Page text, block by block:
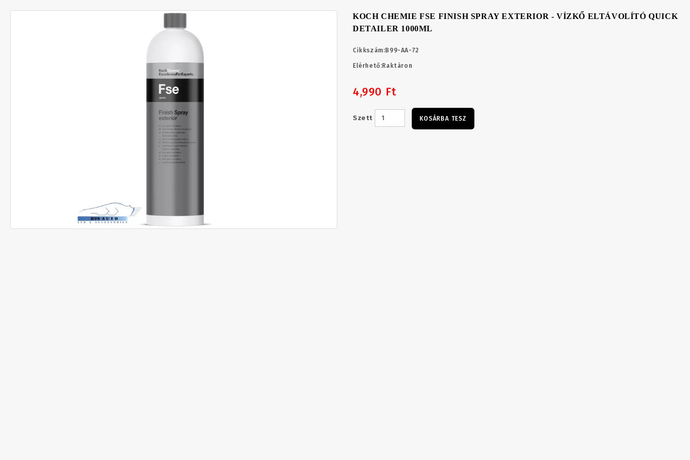
KOCH CHEMIE FSE FINISH SPRAY EXTERIOR - VÍZKŐ ELTÁVOLÍTÓ QUICK
DETAILER 1000ML
Cikkszám:B99-AA-72
Elérhető:Raktáron
4,990 Ft
Szett KOSÁRBA TESZ